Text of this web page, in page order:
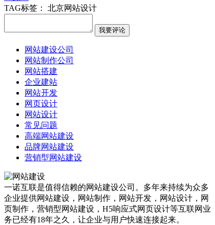
TAG标签：
北京网站设计
网站建设公司
网站制作公司
网站搭建
企业建站
网站开发
网页设计
网站设计
常见问题
高端网站建设
品牌网站建设
营销型网站建设
一诺互联是值得信赖的网站建设公司。多年来持续为众多
企业提供网站建设，网站制作，网站开发，网站设计，网
页制作，营销型网站建设，H5响应式网页设计等互联网业
务已经有18年之久，让企业与用户快速连接起来。